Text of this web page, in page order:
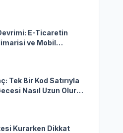
E-Ticaretin
ve Mobil
Anahtarı
Tek Bir Kod Satırıyla
Nasıl Uzun Olur?
Güçlü Rolü)
Kurarken Dikkat